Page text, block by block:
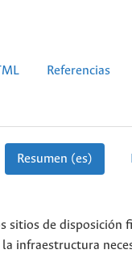
Referencias
Resumen (es)
sitios de disposición
infraestructura